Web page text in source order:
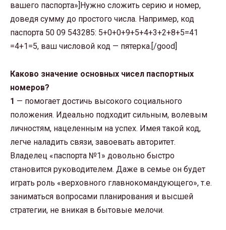
вашего паспорта»]Нужно сложить серию и номер,
доведя сумму до простого числа. Например, код
паспорта 50 09 543285: 5+0+0+9+5+4+3+2+8+5=41
=4+1=5, ваш числовой код — пятерка.[/good]
Каково значение основных чисел паспортных
номеров?
1 — помогает достичь высокого социального
положения. Идеально подходит сильным, волевым
личностям, нацеленным на успех. Имея такой код,
легче наладить связи, завоевать авторитет.
Владелец «паспорта №1» довольно быстро
становится руководителем. Даже в семье он будет
играть роль «верховного главнокомандующего», т.е.
заниматься вопросами планирования и высшей
стратегии, не вникая в бытовые мелочи.